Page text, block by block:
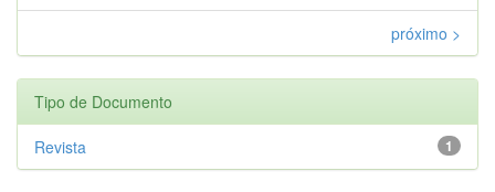
próximo >
Tipo de Documento
1
Revista